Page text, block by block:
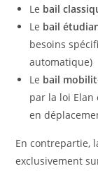
Le bail
Le bail
besoins
automatique)
Le bail
par la loi Elan
en
En contrepartie,
exclusivement